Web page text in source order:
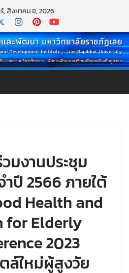
, สิงหาคม 8, 2026
มงานประชุม
ำปี 2566 ภายใต้
Health and
for Elderly
2023
ล์ใหม่ผู้สูงวัย